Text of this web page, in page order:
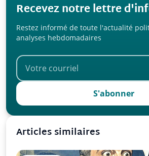
Recevez notre lettre
Restez informé de toute l'actualité
analyses hebdomadaires
S'abonner
Articles similaires